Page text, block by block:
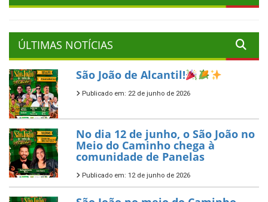
ÚLTIMAS NOTÍCIAS
São João de Alcantil!
Publicado em: 22 de junho de 2026
No dia 12 de junho, o São João no
Meio do Caminho chega à
comunidade de Panelas
Publicado em: 12 de junho de 2026